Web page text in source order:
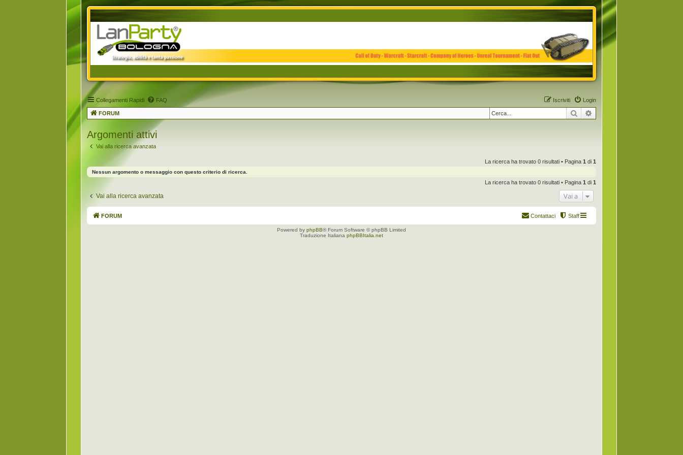
Collegamenti Rapidi FAQ Login
Iscriviti
FORUM Cerca
Argomenti attivi
Vai alla ricerca avanzata
La ricerca ha trovato 0 risultati • Pagina 1 di 1
Nessun argomento o messaggio con questo criterio di ricerca.
La ricerca ha trovato 0 risultati • Pagina 1 di 1
Vai alla ricerca avanzata Vai a
FORUM Staff
Contattaci
Powered by phpBB® Forum Software © phpBB Limited
Traduzione Italiana phpBBItalia.net